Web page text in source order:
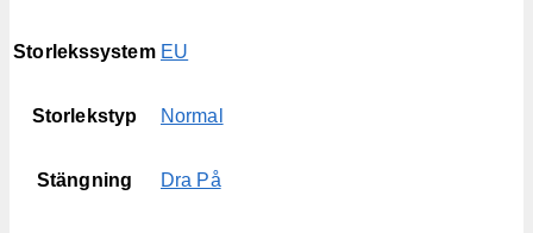
Storlekssystem EU
Storlekstyp Normal
Stängning Dra På